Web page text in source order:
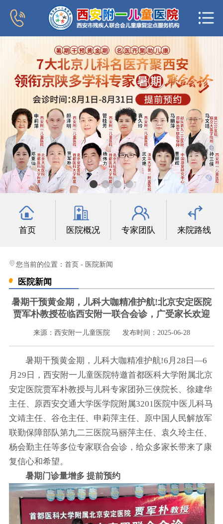
新闻中心
专家团队
科室导航
行为发育科
小儿内分泌科
光影纪实
健康科普
联系我们
首页 医院概况 专家团队 来院路线
您当前的位置： 首页 - 医院新闻
医院新闻
暑期干预黄金期，儿科大咖精准护航!北京安定医院
贾军朴教授莅临西安附一联合会诊，广受家长欢迎
来源：西安附一儿童医院 发布时间：2025-06-28
暑期干预黄金期，儿科大咖精准护航!6月28日—6
月29日，西安附一儿童医院特邀首都医科大学附属北京
安定医院贾军朴教授与儿科专家团孙三侠院长、徐建华
主任、原西安交通大学医学院附属3201医院中医儿科马
文靖主任、谷仓主任、申莉萍主任、原中国人民解放军
联勤保障部队第九二三医院马丽萍主任、袁久玲主任、
杨会勤主任等多位专家联合会诊，给众多家长带来了康
复信心和希望。
暑期门诊量增多 提前预约